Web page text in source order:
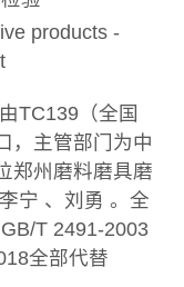
products -
TC139（全国
，主管部门为中
郑州磨料磨具磨
宁 、刘勇 。全
T 2491-2003
全部代替